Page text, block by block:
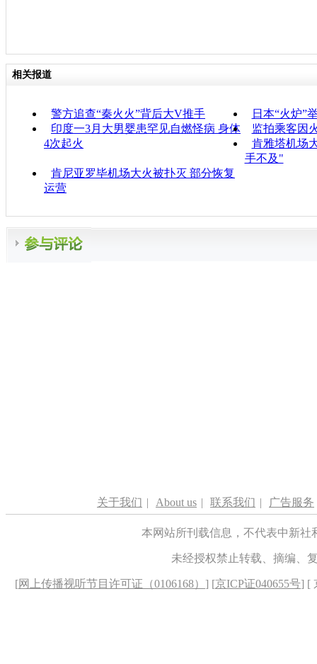
相关报道
警方追查“秦火火”背后大V推手
日本“火炉”
印度一3月大男婴患罕见自燃怪病 身体
4次起火
监拍乘客因
肯雅塔机场
手不及"
肯尼亚罗毕机场大火被扑灭 部分恢复
运营
关于我们 | About us | 联系我们 | 广告服务
本网站所刊载信息，不代表中新
未经授权禁止转载、摘编、
[网上传播视听节目许可证（0106168） ] [京ICP证040655号] [